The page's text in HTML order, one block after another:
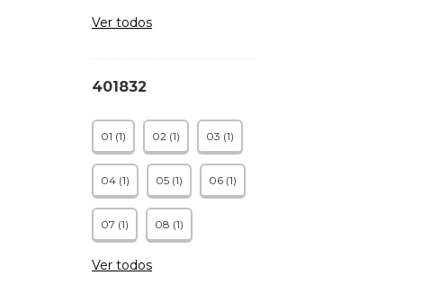
Ver todos
401832
01 (1) 02 (1) 03 (1)
04 (1) 05 (1) 06 (1)
07 (1) 08 (1)
Ver todos